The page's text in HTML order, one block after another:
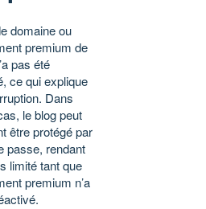
domaine ou
premium de
pas été
ce qui explique
Dans
le blog peut
être protégé par
passe, rendant
limité tant que
premium n’a